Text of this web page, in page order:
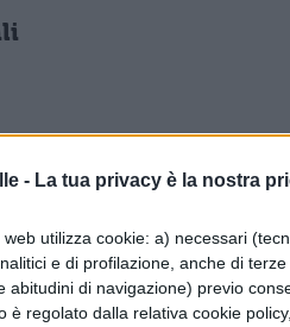
- La tua privacy è la nostra
utilizza cookie: a) necessari
e di profilazione, anche di
abitudini di navigazione) previo
è regolato dalla relativa cookie policy,
Istituto tecnico
Chimica e